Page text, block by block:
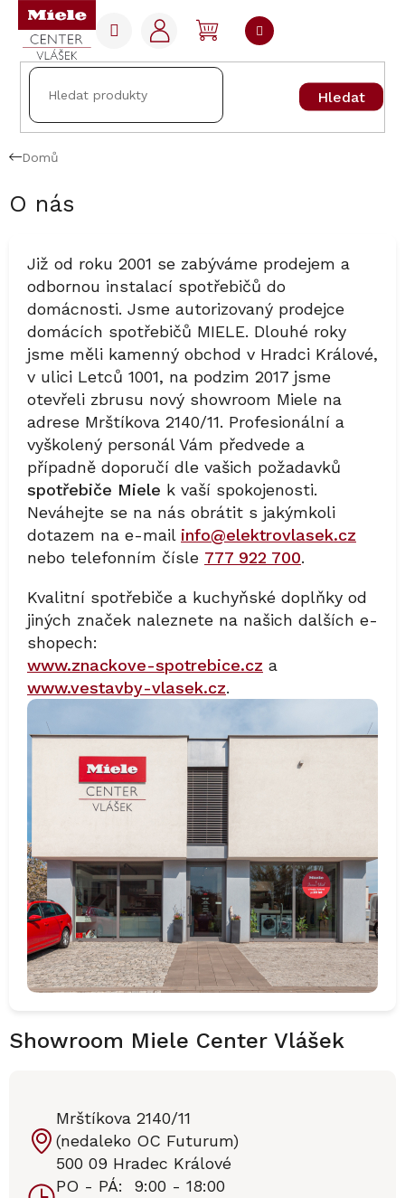
Přejít
obsah
Hledat
NÁKUPNÍ
KOŠÍK
Domů
O nás
Již od roku 2001 se zabýváme prodejem a
odbornou instalací spotřebičů do
domácnosti. Jsme autorizovaný prodejce
domácích spotřebičů MIELE. Dlouhé roky
jsme měli kamenný obchod v Hradci Králové,
v ulici Letců 1001, na podzim 2017 jsme
otevřeli zbrusu nový showroom Miele na
adrese Mrštíkova 2140/11. Profesionální a
vyškolený personál Vám předvede a
případně doporučí dle vašich požadavků
spotřebiče Miele k vaší spokojenosti.
Neváhejte se na nás obrátit s jakýmkoli
dotazem na e-mail info@elektrovlasek.cz
nebo telefonním čísle 777 922 700.
Kvalitní spotřebiče a kuchyňské doplňky od
jiných značek naleznete na našich dalších e-
shopech:
www.znackove-spotrebice.cz a
www.vestavby-vlasek.cz.
Showroom Miele Center Vlášek
Mrštíkova 2140/11
(nedaleko OC Futurum)
500 09 Hradec Králové
PO - PÁ:
9:00 - 18:00